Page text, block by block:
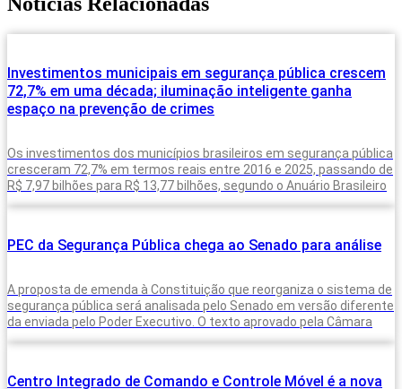
Investimentos municipais em segurança pública crescem
72,7% em uma década; iluminação inteligente ganha
espaço na prevenção de crimes
Os investimentos dos municípios brasileiros em segurança pública
cresceram 72,7% em termos reais entre 2016 e 2025, passando de
R$ 7,97 bilhões para R$ 13,77 bilhões, segundo o Anuário Brasileiro
PEC da Segurança Pública chega ao Senado para análise
A proposta de emenda à Constituição que reorganiza o sistema de
segurança pública será analisada pelo Senado em versão diferente
da enviada pelo Poder Executivo. O texto aprovado pela Câmara
Centro Integrado de Comando e Controle Móvel é a nova